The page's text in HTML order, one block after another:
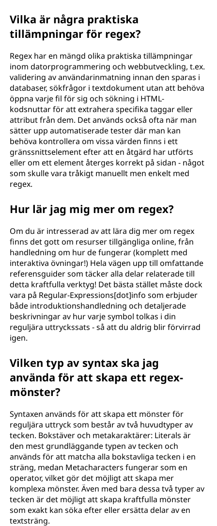
Vilka är några praktiska
tillämpningar för regex?
Regex har en mängd olika praktiska tillämpningar
inom datorprogrammering och webbutveckling, t.ex.
validering av användarinmatning innan den sparas i
databaser, sökfrågor i textdokument utan att behöva
öppna varje fil för sig och sökning i HTML-
kodsnuttar för att extrahera specifika taggar eller
attribut från dem. Det används också ofta när man
sätter upp automatiserade tester där man kan
behöva kontrollera om vissa värden finns i ett
gränssnittselement efter att en åtgärd har utförts
eller om ett element återges korrekt på sidan - något
som skulle vara tråkigt manuellt men enkelt med
regex.
Hur lär jag mig mer om regex?
Om du är intresserad av att lära dig mer om regex
finns det gott om resurser tillgängliga online, från
handledning om hur de fungerar (komplett med
interaktiva övningar!) Hela vägen upp till omfattande
referensguider som täcker alla delar relaterade till
detta kraftfulla verktyg! Det bästa stället måste dock
vara på Regular-Expressions[dot]info som erbjuder
både introduktionshandledning och detaljerade
beskrivningar av hur varje symbol tolkas i din
reguljära uttryckssats - så att du aldrig blir förvirrad
igen.
Vilken typ av syntax ska jag
använda för att skapa ett regex-
mönster?
Syntaxen används för att skapa ett mönster för
reguljära uttryck som består av två huvudtyper av
tecken. Bokstäver och metakaraktärer: Literals är
den mest grundläggande typen av tecken och
används för att matcha alla bokstavliga tecken i en
sträng, medan Metacharacters fungerar som en
operator, vilket gör det möjligt att skapa mer
komplexa mönster. Även med bara dessa två typer av
tecken är det möjligt att skapa kraftfulla mönster
som exakt kan söka efter eller ersätta delar av en
textsträng.